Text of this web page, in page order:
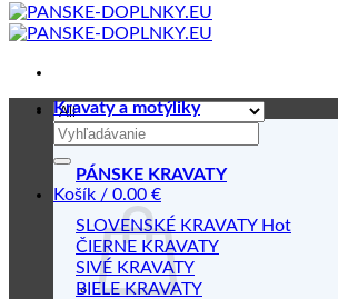
Hľadať:
Košík / 0.00 €
Kravaty a motýliky
PÁNSKE KRAVATY
SLOVENSKÉ KRAVATY
ČIERNE KRAVATY
SIVÉ KRAVATY
BIELE KRAVATY